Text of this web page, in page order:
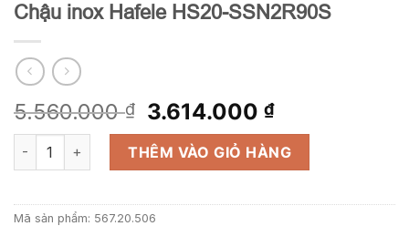
Chậu inox Hafele HS20-SSN2R90S
5.560.000₫
Giá
gốc
là:
5.560.000 ₫.
3.614.000₫Giá
hiện
tại
là:
3.614.000
Chậu inox Hafele HS20-SSN2R90S số lượng
THÊM VÀO GIỎ HÀNG
Mã sản phẩm: 567.20.506